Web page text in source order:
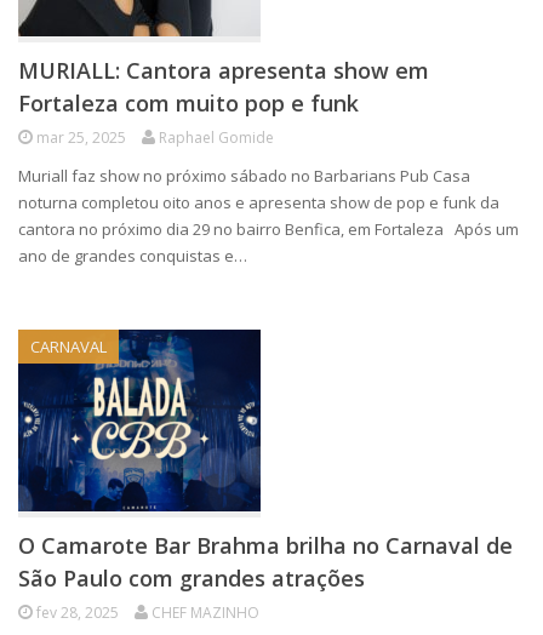
MURIALL: Cantora apresenta show em
Fortaleza com muito pop e funk
mar 25, 2025 Raphael Gomide
Muriall faz show no próximo sábado no Barbarians Pub Casa
noturna completou oito anos e apresenta show de pop e funk da
cantora no próximo dia 29 no bairro Benfica, em Fortaleza Após um
ano de grandes conquistas e…
CARNAVAL
O Camarote Bar Brahma brilha no Carnaval de
São Paulo com grandes atrações
fev 28, 2025 CHEF MAZINHO